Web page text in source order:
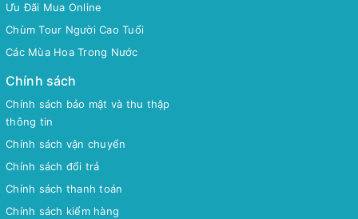
Ưu Đãi Mua Online
Chùm Tour Người Cao Tuổi
Các Mùa Hoa Trong Nước
Chính sách
Chính sách bảo mật và thu thập
thông tin
Chính sách vận chuyển
Chính sách đổi trả
Chính sách thanh toán
Chính sách kiểm hàng